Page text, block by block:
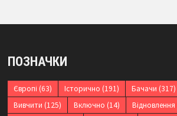
ПОЗНАЧКИ
Європі (63) Історично (191) Бачачи (317)
Вивчити (125) Включно (14) Відновлення